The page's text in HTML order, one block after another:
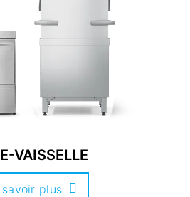
VAISSELLE
savoir plus